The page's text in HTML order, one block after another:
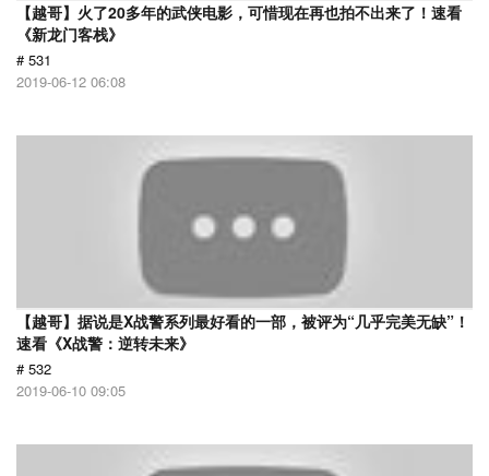
【越哥】火了20多年的武侠电影，可惜现在再也拍不出来了！速看
《新龙门客栈》
# 531
2019-06-12 06:08
【越哥】据说是X战警系列最好看的一部，被评为“几乎完美无缺”！
速看《X战警：逆转未来》
# 532
2019-06-10 09:05